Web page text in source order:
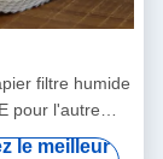
filtre humide
pour l'autre
médical
le meilleur